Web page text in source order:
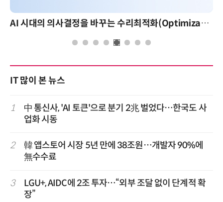
AI 시대의 의사결정을 바꾸는 수리최적화(Optimization): 실제 산업 적용 사례와 활용 전략
IT 많이 본 뉴스
1
中 통신사, 'AI 토큰'으로 분기 2兆 벌었다…한국도 사
업화 시동
2
韓 앱스토어 시장 5년 만에 38조원…개발자 90%에
無수수료
3
LGU+, AIDC에 2조 투자…“외부 조달 없이 단계적 확
장”